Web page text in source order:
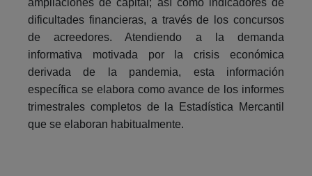
ampliaciones de capital; así como indicadores de
dificultades financieras, a través de los concursos
de acreedores. Atendiendo a la demanda
informativa motivada por la crisis económica
derivada de la pandemia, esta información
específica se elabora como avance de los informes
trimestrales completos de la Estadística Mercantil
que se elaboran habitualmente.